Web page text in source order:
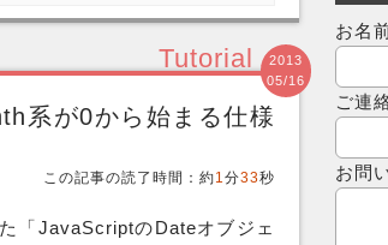
Tutorial
2013
05/16
系が0から始まる仕様
この記事の読了時間：約1分33秒
「JavaScriptのDateオブジェ
お名
ご連
お問